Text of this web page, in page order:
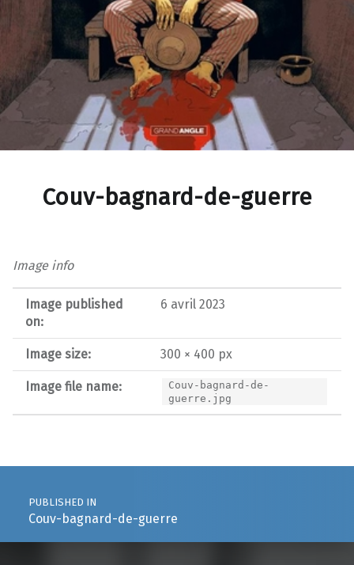
Couv-bagnard-de-guerre
Image info
Image published
on:
6 avril 2023
Image size: 300 × 400 px
Image file name:
Couv-bagnard-de-
guerre.jpg
Post navigation
PUBLISHED IN
Couv-bagnard-de-guerre